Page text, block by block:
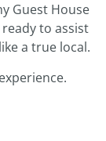
Guest House
to assist
a true local.